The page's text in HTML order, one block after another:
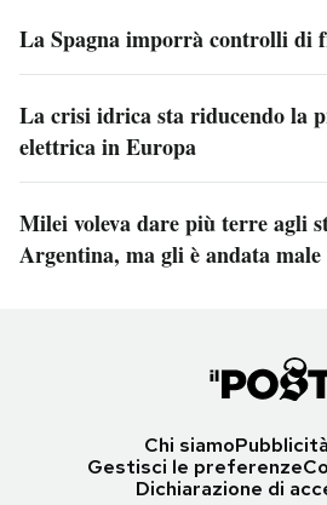
La Spagna imporrà controlli di
La crisi idrica sta riducendo la
elettrica in Europa
Milei voleva dare più terre agli
Argentina, ma gli è andata male
Chi siamoPubblicità
Gestisci le preferenze
Dichiarazione di